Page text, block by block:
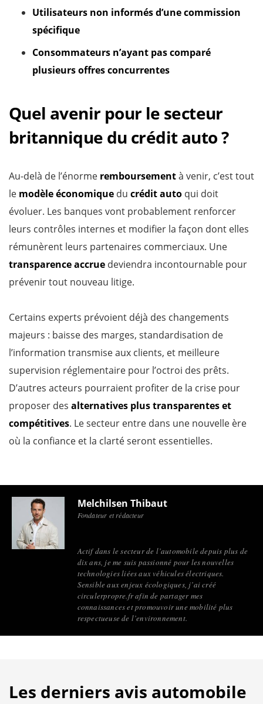
Utilisateurs non informés d’une commission
spécifique
Consommateurs n’ayant pas comparé
plusieurs offres concurrentes
Quel avenir pour le secteur
britannique du crédit auto ?
Au-delà de l’énorme remboursementà venir, c’est tout
le modèle économique du crédit auto qui doit
évoluer. Les banques vont probablement renforcer
leurs contrôles internes et modifier la façon dont elles
rémunèrent leurs partenaires commerciaux. Une
transparence accrue deviendra incontournable pour
prévenir tout nouveau litige.
Certains experts prévoient déjà des changements
majeurs : baisse des marges, standardisation de
l’information transmise aux clients, et meilleure
supervision réglementaire pour l’octroi des prêts.
D’autres acteurs pourraient profiter de la crise pour
proposer des alternatives plus transparentes et
compétitives. Le secteur entre dans une nouvelle ère
où la confiance et la clarté seront essentielles.
Melchilsen Thibaut
Fondateur et rédacteur
Actif dans le secteur de l’automobile depuis plus de
dix ans, je me suis passionné pour les nouvelles
technologies liées aux véhicules électriques.
Sensible aux enjeux écologiques, j’ai créé
circulerpropre.fr afin de partager mes
connaissances et promouvoir une mobilité plus
respectueuse de l’environnement.
Les derniers avis automobile